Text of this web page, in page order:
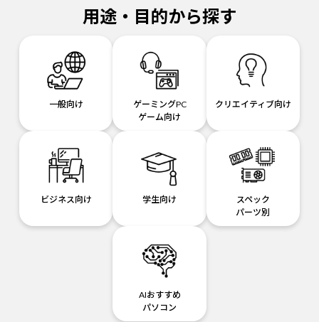
用途・目的から探す
一般向け
ゲーミングPC
ゲーム向け
クリエイティブ向け
ビジネス向け 学生向け
スペック
パーツ別
AIおすすめ
パソコン